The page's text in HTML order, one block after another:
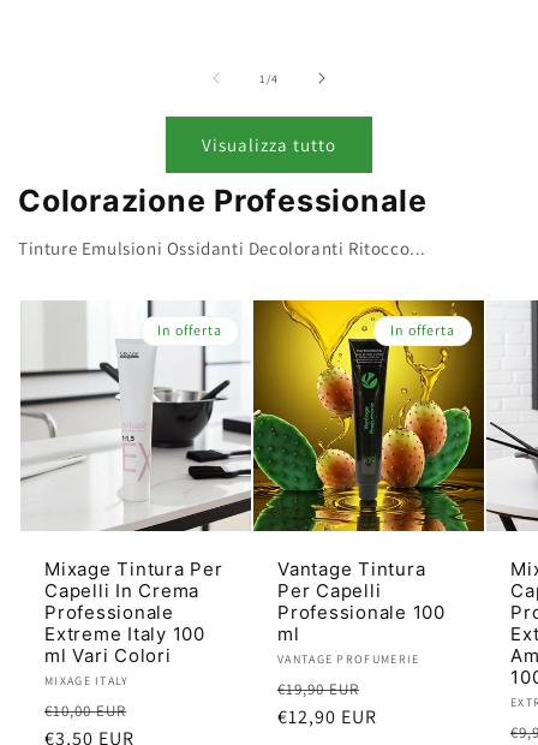
1/su
4
Visualizza tutto
Colorazione Professionale
Tinture Emulsioni Ossidanti Decoloranti Ritocco...
In offerta
Mixage Tintura Per
Capelli In Crema
Professionale
Extreme Italy 100
ml Vari Colori
Produttore:
MIXAGE ITALY
Prezzo
di
€10,00 EUR
€3,50 EUR
In offerta
Vantage Tintura
Per Capelli
Professionale 100
ml
Produttore:
VANTAGE PROFUMERIE
Prezzo
di
€19,90 EUR
scontato
€12,90 EUR